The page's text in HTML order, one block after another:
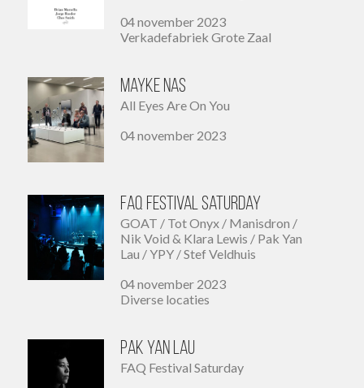
04 november 2023
Verkadefabriek Grote Zaal
Mayke Nas
All Eyes Are On You
04 november 2023
FAQ Festival Saturday
GOAT / Tot Onyx / Manisdron /
Nik Void & Klara Lewis / Pak Yan
Lau / YPY / Stef Veldhuis
04 november 2023
Diverse locaties
Pak Yan Lau
FAQ Festival Saturday